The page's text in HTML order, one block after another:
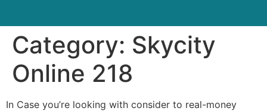
Category: Skycity
Online 218
In Case you’re looking with consider to real-money